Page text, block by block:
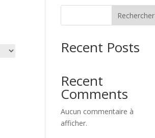
Rechercher
Recent Posts
Recent
Comments
Aucun commentaire à
afficher.